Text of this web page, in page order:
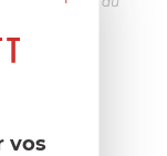
...»
vos